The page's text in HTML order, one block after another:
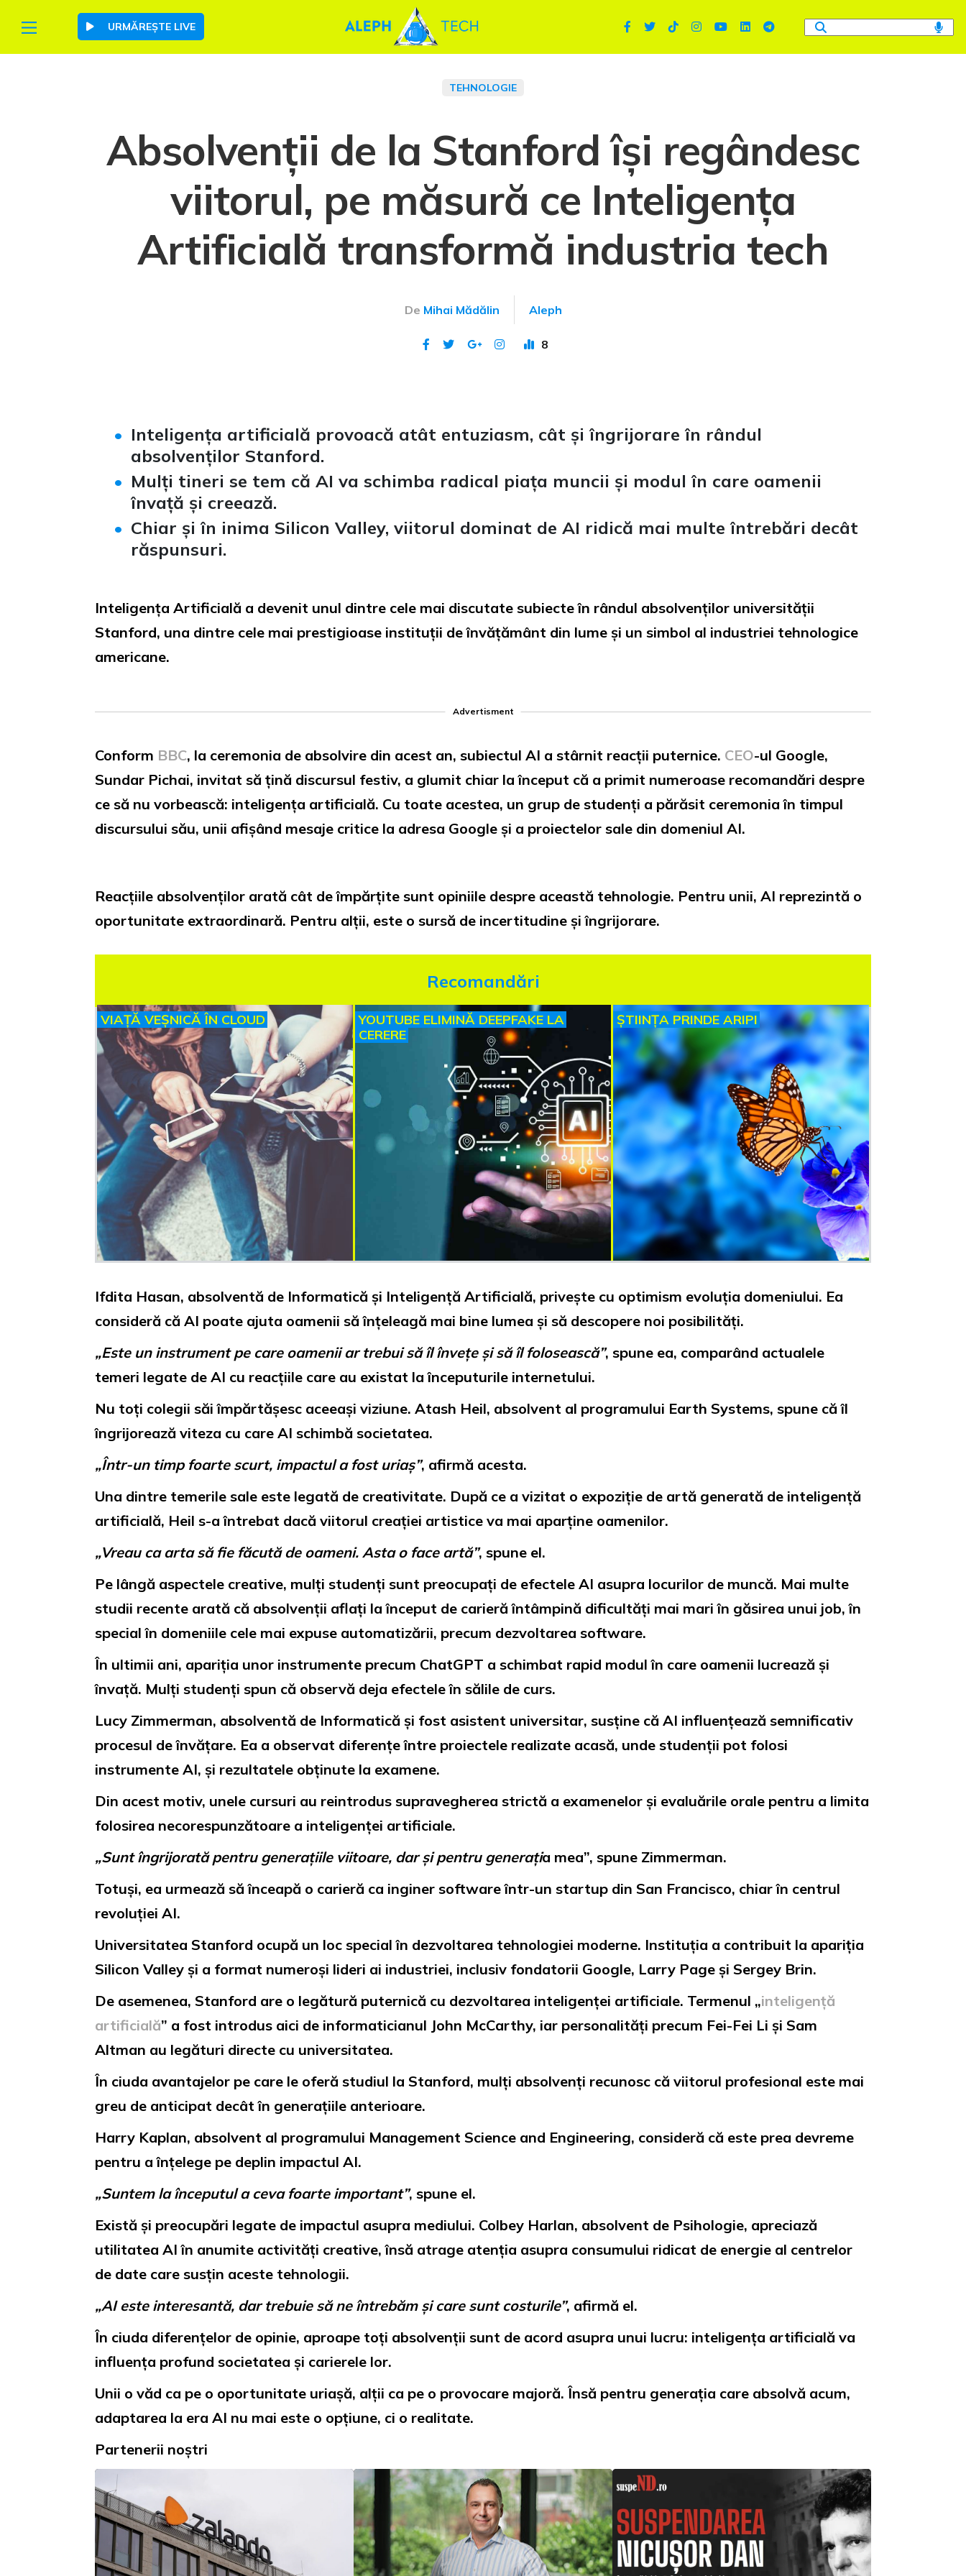
URMĂREȘTE LIVE
TEHNOLOGIE
Absolvenții de la Stanford își regândesc
viitorul, pe măsură ce Inteligența
Artificială transformă industria tech
De Mihai Mădălin Aleph
8
Inteligența artificială provoacă atât entuziasm, cât și îngrijorare în rândul
absolvenților Stanford.
Mulți tineri se tem că AI va schimba radical piața muncii și modul în care oamenii
învață și creează.
Chiar și în inima Silicon Valley, viitorul dominat de AI ridică mai multe întrebări decât
răspunsuri.
Inteligența Artificială a devenit unul dintre cele mai discutate subiecte în rândul absolvenților universității
Stanford, una dintre cele mai prestigioase instituții de învățământ din lume și un simbol al industriei tehnologice
americane.
Advertisment
Conform BBC, la ceremonia de absolvire din acest an, subiectul AI a stârnit reacții puternice. CEO-ul Google,
Sundar Pichai, invitat să țină discursul festiv, a glumit chiar la început că a primit numeroase recomandări despre
ce să nu vorbească: inteligența artificială. Cu toate acestea, un grup de studenți a părăsit ceremonia în timpul
discursului său, unii afișând mesaje critice la adresa Google și a proiectelor sale din domeniul AI.
Reacțiile absolvenților arată cât de împărțite sunt opiniile despre această tehnologie. Pentru unii, AI reprezintă o
oportunitate extraordinară. Pentru alții, este o sursă de incertitudine și îngrijorare.
Recomandări
VIAȚĂ VEȘNICĂ ÎN CLOUD
YOUTUBE ELIMINĂ DEEPFAKE LA
CERERE
ȘTIINȚA PRINDE ARIPI
Ifdita Hasan, absolventă de Informatică și Inteligență Artificială, privește cu optimism evoluția domeniului. Ea
consideră că AI poate ajuta oamenii să înțeleagă mai bine lumea și să descopere noi posibilități.
„Este un instrument pe care oamenii ar trebui să îl învețe și să îl folosească”, spune ea, comparând actualele
temeri legate de AI cu reacțiile care au existat la începuturile internetului.
Nu toți colegii săi împărtășesc aceeași viziune. Atash Heil, absolvent al programului Earth Systems, spune că îl
îngrijorează viteza cu care AI schimbă societatea.
„Într-un timp foarte scurt, impactul a fost uriaș”, afirmă acesta.
Una dintre temerile sale este legată de creativitate. După ce a vizitat o expoziție de artă generată de inteligență
artificială, Heil s-a întrebat dacă viitorul creației artistice va mai aparține oamenilor.
„Vreau ca arta să fie făcută de oameni. Asta o face artă”, spune el.
Pe lângă aspectele creative, mulți studenți sunt preocupați de efectele AI asupra locurilor de muncă. Mai multe
studii recente arată că absolvenții aflați la început de carieră întâmpină dificultăți mai mari în găsirea unui job, în
special în domeniile cele mai expuse automatizării, precum dezvoltarea software.
În ultimii ani, apariția unor instrumente precum ChatGPT a schimbat rapid modul în care oamenii lucrează și
învață. Mulți studenți spun că observă deja efectele în sălile de curs.
Lucy Zimmerman, absolventă de Informatică și fost asistent universitar, susține că AI influențează semnificativ
procesul de învățare. Ea a observat diferențe între proiectele realizate acasă, unde studenții pot folosi
instrumente AI, și rezultatele obținute la examene.
Din acest motiv, unele cursuri au reintrodus supravegherea strictă a examenelor și evaluările orale pentru a limita
folosirea necorespunzătoare a inteligenței artificiale.
„Sunt îngrijorată pentru generațiile viitoare, dar și pentru generația mea”, spune Zimmerman.
Totuși, ea urmează să înceapă o carieră ca inginer software într-un startup din San Francisco, chiar în centrul
revoluției AI.
Universitatea Stanford ocupă un loc special în dezvoltarea tehnologiei moderne. Instituția a contribuit la apariția
Silicon Valley și a format numeroși lideri ai industriei, inclusiv fondatorii Google, Larry Page și Sergey Brin.
De asemenea, Stanford are o legătură puternică cu dezvoltarea inteligenței artificiale. Termenul „inteligență
artificială” a fost introdus aici de informaticianul John McCarthy, iar personalități precum Fei-Fei Li și Sam
Altman au legături directe cu universitatea.
În ciuda avantajelor pe care le oferă studiul la Stanford, mulți absolvenți recunosc că viitorul profesional este mai
greu de anticipat decât în generațiile anterioare.
Harry Kaplan, absolvent al programului Management Science and Engineering, consideră că este prea devreme
pentru a înțelege pe deplin impactul AI.
„Suntem la începutul a ceva foarte important”, spune el.
Există și preocupări legate de impactul asupra mediului. Colbey Harlan, absolvent de Psihologie, apreciază
utilitatea AI în anumite activități creative, însă atrage atenția asupra consumului ridicat de energie al centrelor
de date care susțin aceste tehnologii.
„AI este interesantă, dar trebuie să ne întrebăm și care sunt costurile”, afirmă el.
În ciuda diferențelor de opinie, aproape toți absolvenții sunt de acord asupra unui lucru: inteligența artificială va
influența profund societatea și carierele lor.
Unii o văd ca pe o oportunitate uriașă, alții ca pe o provocare majoră. Însă pentru generația care absolvă acum,
adaptarea la era AI nu mai este o opțiune, ci o realitate.
Partenerii noștri